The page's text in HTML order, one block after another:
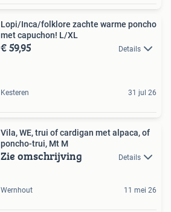
Lopi/Inca/folklore zachte warme poncho
met capuchon! L/XL
€ 59,95 Details
Kesteren 31 jul 26
Vila, WE, trui of cardigan met alpaca, of
poncho-trui, Mt M
Zie omschrijving Details
Wernhout 11 mei 26